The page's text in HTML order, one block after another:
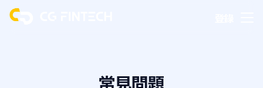
常見問題